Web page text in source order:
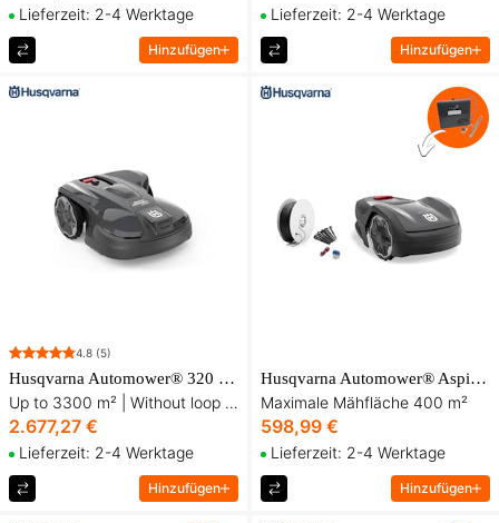
Lieferzeit: 2-4 Werktage
Hinzufügen
Lieferzeit: 2-4 Werktage
Hinzufügen
4.8 (5)
Husqvarna Automower® 320 NERA Robotic Lawn Mower
Up to 3300 m² | Without loop | Flushable
2.677,27 €
Lieferzeit: 2-4 Werktage
Hinzufügen
Husqvarna Automower® Aspire™ R4 Robotmäher Starterpaket
Maximale Mähfläche 400 m²
598,99 €
Lieferzeit: 2-4 Werktage
Hinzufügen